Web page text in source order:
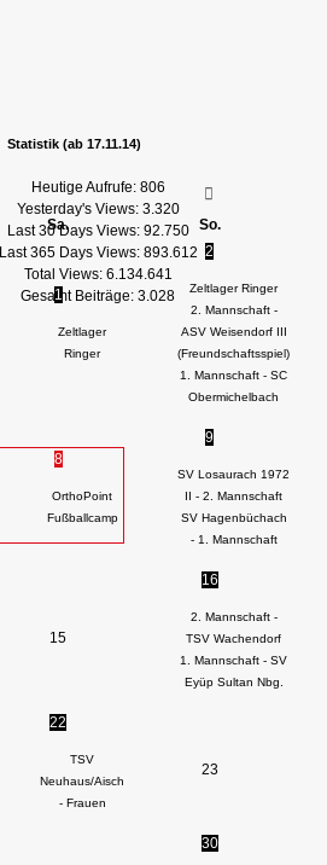
Sa. So.
1
Zeltlager
Ringer
2
Zeltlager Ringer
2. Mannschaft -
ASV Weisendorf III
(Freundschaftsspiel)
1. Mannschaft - SC
Obermichelbach
8
OrthoPoint
Fußballcamp
9
SV Losaurach 1972
II - 2. Mannschaft
SV Hagenbüchach
- 1. Mannschaft
15
16
2. Mannschaft -
TSV Wachendorf
1. Mannschaft - SV
Eyüp Sultan Nbg.
22
TSV
Neuhaus/Aisch
- Frauen
23
30
Statistik (ab 17.11.14)
Heutige Aufrufe: 806
Yesterday's Views: 3.320
Last 30 Days Views: 92.750
Last 365 Days Views: 893.612
Total Views: 6.134.641
Gesamt Beiträge: 3.028